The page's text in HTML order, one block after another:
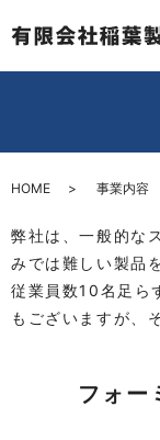
HOME 事業内容
弊社は、一般的な
みでは難しい製品
従業員数10名足ら
もございますが、
フォー